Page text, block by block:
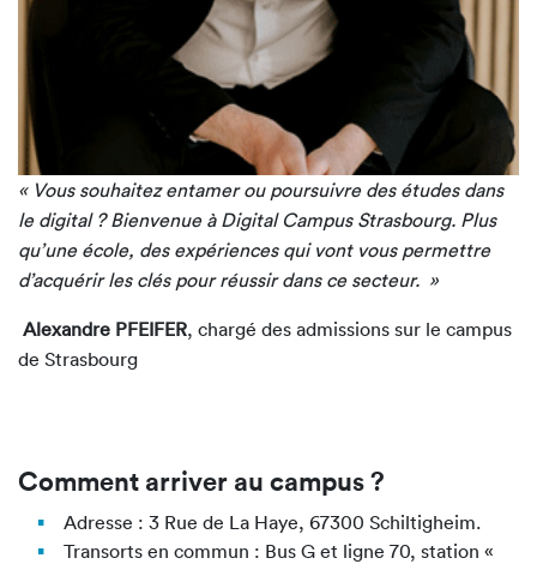
« Vous souhaitez entamer ou poursuivre des études dans
le digital ? Bienvenue à Digital Campus Strasbourg. Plus
qu’une école, des expériences qui vont vous permettre
d’acquérir les clés pour réussir dans ce secteur. »
Alexandre PFEIFER, chargé des admissions sur le campus
de Strasbourg
Comment arriver au campus ?
Adresse : 3 Rue de La Haye, 67300 Schiltigheim.
Transorts en commun : Bus G et ligne 70, station «